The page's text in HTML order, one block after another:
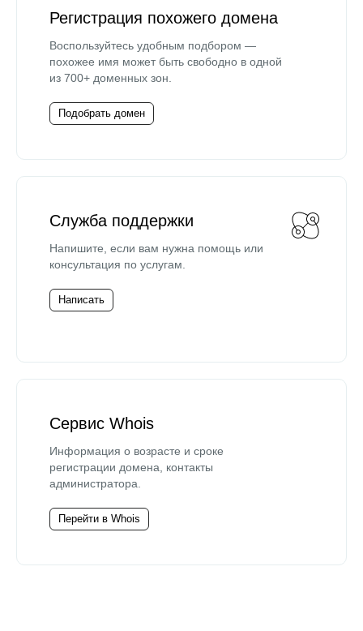
Регистрация похожего домена
Воспользуйтесь удобным подбором —
похожее имя может быть свободно в одной
из 700+ доменных зон.
Подобрать домен
Служба поддержки
Напишите, если вам нужна помощь или
консультация по услугам.
Написать
Сервис Whois
Информация о возрасте и сроке
регистрации домена, контакты
администратора.
Перейти в Whois